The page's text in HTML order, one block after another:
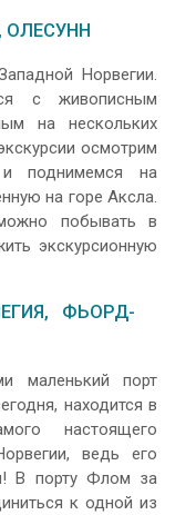
ОЛЕСУНН
Норвегии.
с живописным
на нескольких
осмотрим
и поднимемся на
на горе Аксла.
побывать в
экскурсионную
ФЬОРД-
маленький порт
находится в
настоящего
ведь его
В порту Флом за
к одной из